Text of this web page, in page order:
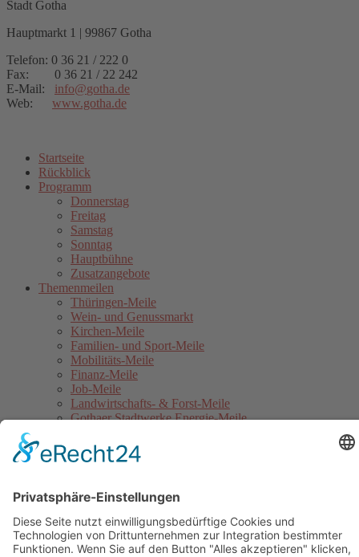
Stadt Gotha
Hauptmarkt 1 | 99867 Gotha
Telefon: 0 36 21 / 222 0
Fax: 0 36 21 / 22 242
E-Mail: info@gotha.de
Web: www.gotha.de
Startseite
Rückblick
Programm
Donnerstag
Freitag
Samstag
Sonntag
Hauptbühne
Zusatzangebote
Themenmeilen
Thüringen-Meile
Wein- und Genussmarkt
Kirchen-Meile
Familien- und Sport-Meile
Mobilitäts-Meile
Finanz-Meile
Job-Meile
Landwirtschafts- & Forst-Meile
Gothaer Stadtwerke Energie-Meile
Politik- & Europa-Meile
Jahrmarkt
Service
Hinweise für Anwohner
Touristinformation
Anfahrt
Sicherheitshinweise